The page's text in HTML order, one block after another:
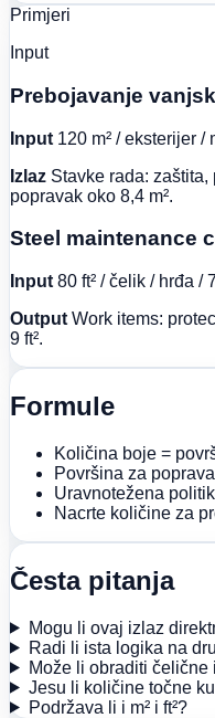
Primjeri
Input
Prebojavanje
Input 120 m² / eksterijer
Izlaz Stavke rada:
popravak oko 8,4 m².
Steel maintenance
Input 80 ft² / čelik / hrđa /
Output Work items:
9 ft².
Formule
Količina boje =
Površina za
Uravnotežena
Nacrte količine za
Česta pitanja
Mogu li ovaj izlaz
Radi li ista logika na
Može li obraditi
Jesu li količine točne
Podržava li i m² i ft²?